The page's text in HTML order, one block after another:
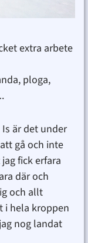
extra arbete
ploga,
är det under
gå och inte
fick erfara
där och
och allt
i hela kroppen
nog landat